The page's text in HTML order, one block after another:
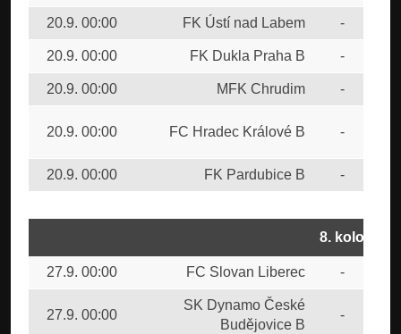
20.9. 00:00 FK Ústí nad Labem -
20.9. 00:00 FK Dukla Praha B -
20.9. 00:00 MFK Chrudim -
20.9. 00:00 FC Hradec Králové B -
20.9. 00:00 FK Pardubice B -
8. kolo
27.9. 00:00 FC Slovan Liberec -
27.9. 00:00
SK Dynamo České
Budějovice B
-